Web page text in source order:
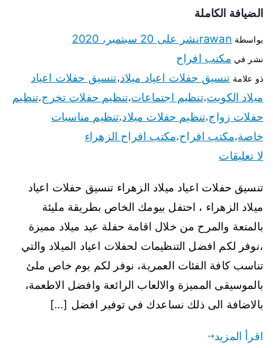
الضيافة الكاملة
بواسطة rawanنشر على 20 سبتمبر، 2020
نشر في مكتب افراح
ذو علامة تنسيق حفلات اعياد ميلاد،تنسيق حفلات اعياد
ميلاد الكويت،تنظيم اجتماعات،تنظيم حفلات تخرج،تنظيم
حفلات زواج،تنظيم حفلات ميلاد،تنظيم مناسبات
خاصة،مكتب افراح،مكتب افراح الزهراء
لا تعليقات
تنسيق حفلات اعياد ميلاد الزهراء تنسيق حفلات اعياد
ميلاد الزهراء ، احتفل بيومك الخاص بطريقة مليئة
بالمتعة والمرح من خلال اقامة حفلة عيد ميلاد مميزة
،نوفر لكم افضل التنظيمات لحفلات اعياد الميلاد والتي
تناسب كافة الفئات العمرية، نوفر لكم يوم خاص ملئ
بالموسيقى المميزة والالعاب الرائعة وافضل الاطعمة،
بالاضافة الى ذلك نساعدك في توفير افضل […]
اقرأ المزيد